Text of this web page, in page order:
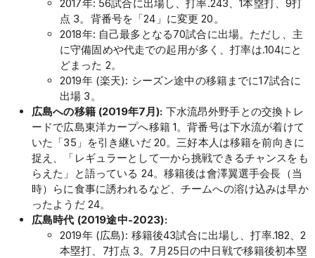
2017年: 56試合に出場し、打率.243、1本塁打、9打
点 3。背番号を「24」に変更 20。
2018年: 自己最多となる70試合に出場。ただし、主
に守備固めや代走での起用が多く、打率は.104にと
どまった 2。
2019年 (楽天): シーズン途中の移籍までに17試合に
出場 3。
広島への移籍 (2019年7月): 下水流昂外野手との交換トレ
ードで広島東洋カープへ移籍 1。背番号は下水流が着けて
いた「35」を引き継いだ 20。三好本人は移籍を前向きに
捉え、「レギュラーとして一から挑戦できるチャンスをも
らえた」と語っている 24。移籍後は會澤翼選手会長（当
時）らに食事に誘われるなど、チームへの溶け込みは早か
ったようだ 24。
広島時代 (2019途中-2023):
2019年 (広島): 移籍後43試合に出場し、打率.182、2
本塁打、7打点 3。7月25日の中日戦で移籍後初本塁